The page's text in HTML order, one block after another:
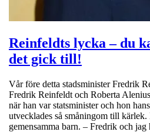
Reinfeldts lycka – du
det gick till!
Vår före detta stadsminister Fredrik
Fredrik Reinfeldt och Roberta
när han var statsminister och hon
utvecklades så småningom till
gemensamma barn. – Fredrik och